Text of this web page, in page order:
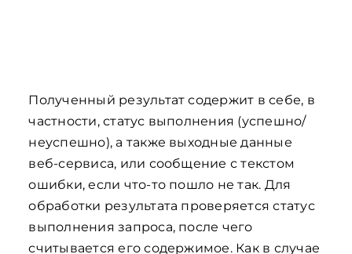
Полученный результат содержит в себе, в
частности, статус выполнения (успешно/
неуспешно), а также выходные данные
веб-сервиса, или сообщение с текстом
ошибки, если что-то пошло не так. Для
обработки результата проверяется статус
выполнения запроса, после чего
считывается его содержимое. Как в случае